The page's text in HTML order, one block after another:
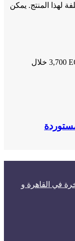
لهذا المنتج. يمكن
نطاق السعر: من ⁦3,700 EGP⁩ خلال
في القاهرة و